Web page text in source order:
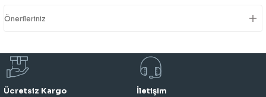
Önerileriniz
Ücretsiz Kargo İletişim